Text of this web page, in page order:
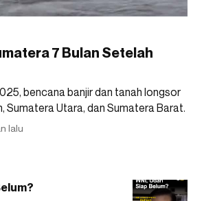
7 Bulan Setelah
bencana banjir dan tanah longsor
Sumatera Utara, dan Sumatera Barat.
lalu